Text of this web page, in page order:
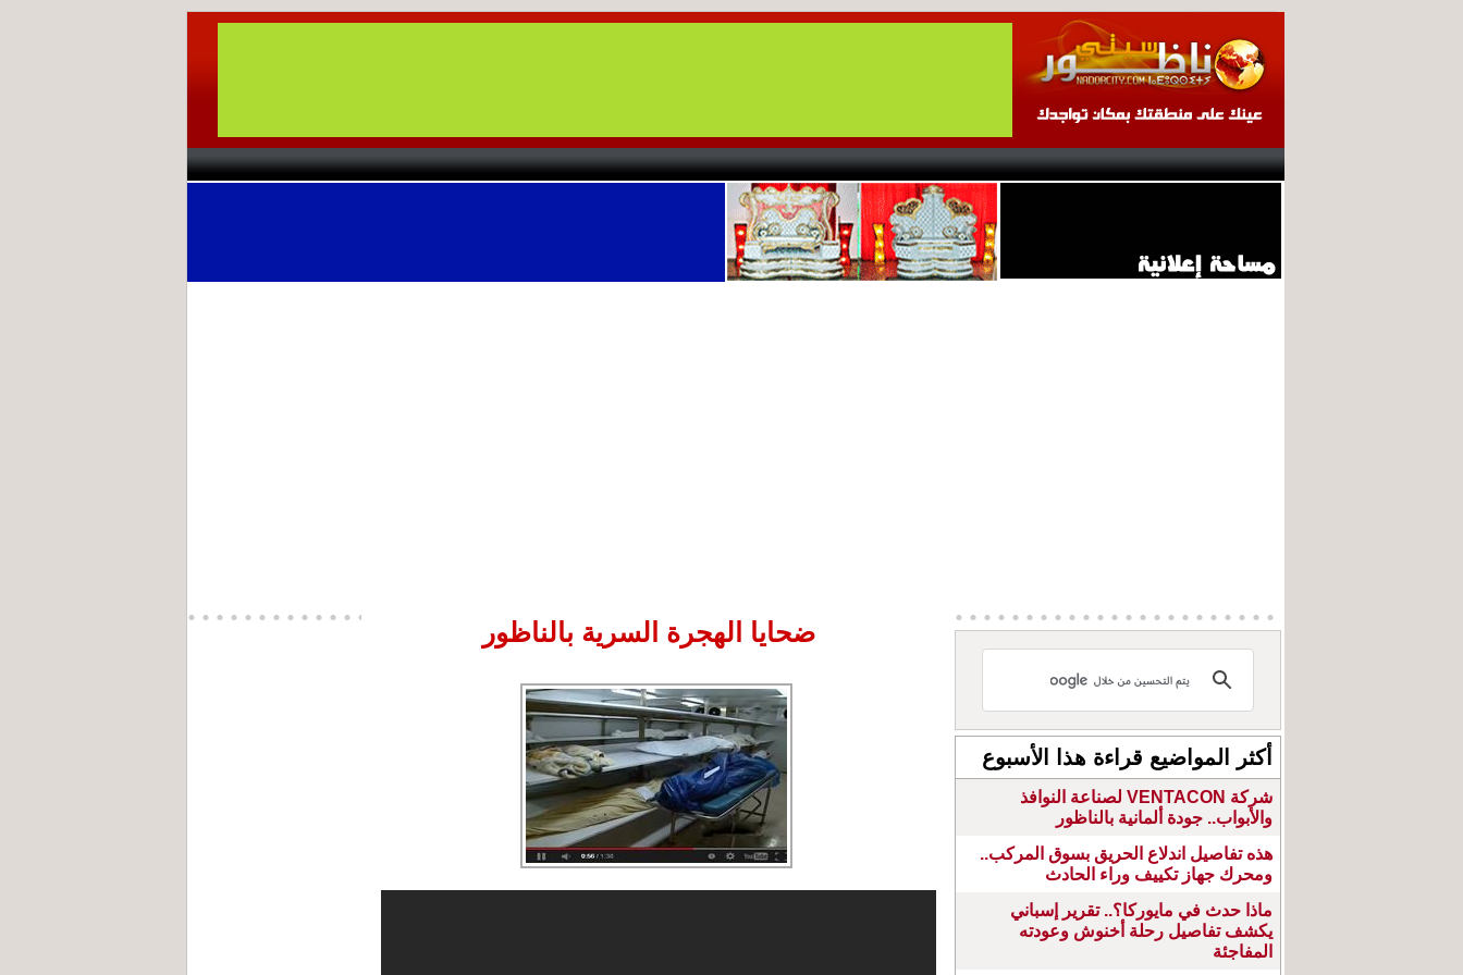
ضحايا الهجرة السرية بالناظور
أكثر المواضيع قراءة هذا الأسبوع
شركة VENTACON لصناعة النوافذ
والأبواب.. جودة ألمانية بالناظور
هذه تفاصيل اندلاع الحريق بسوق المركب..
ومحرك جهاز تكييف وراء الحادث
ماذا حدث في مايوركا؟.. تقرير إسباني
يكشف تفاصيل رحلة أخنوش وعودته
المفاجئة